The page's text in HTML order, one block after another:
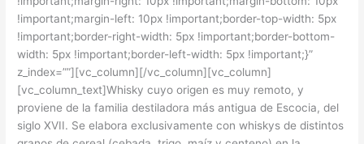
!important;margin-left: 10px !important;border-top-width: 5px
!important;border-right-width: 5px !important;border-bottom-
width: 5px !important;border-left-width: 5px !important;}”
z_index=””][vc_column][/vc_column][vc_column]
[vc_column_text]Whisky cuyo origen es muy remoto, y
proviene de la familia destiladora más antigua de Escocia, del
siglo XVII. Se elabora exclusivamente con whiskys de distintos